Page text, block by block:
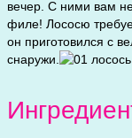
вечер. С ними вам
филе! Лососю
он приготовился с
снаружи.